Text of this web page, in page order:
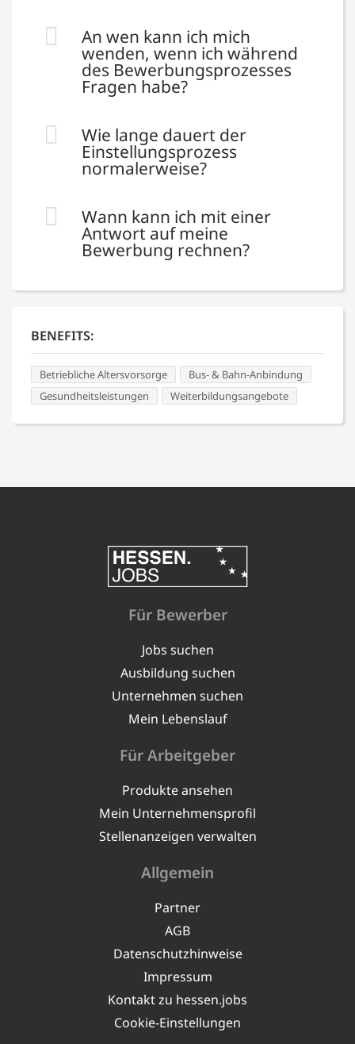
An wen kann ich mich
wenden, wenn ich während
des Bewerbungsprozesses
Fragen habe?
Wie lange dauert der
Einstellungsprozess
normalerweise?
Wann kann ich mit einer
Antwort auf meine
Bewerbung rechnen?
BENEFITS:
Betriebliche Altersvorsorge
Bus- & Bahn-Anbindung
Gesundheitsleistungen
Weiterbildungsangebote
Für Bewerber
Jobs suchen
Ausbildung suchen
Unternehmen suchen
Mein Lebenslauf
Für Arbeitgeber
Produkte ansehen
Mein Unternehmensprofil
Stellenanzeigen verwalten
Allgemein
Partner
AGB
Datenschutzhinweise
Impressum
Kontakt zu hessen.jobs
Cookie-Einstellungen